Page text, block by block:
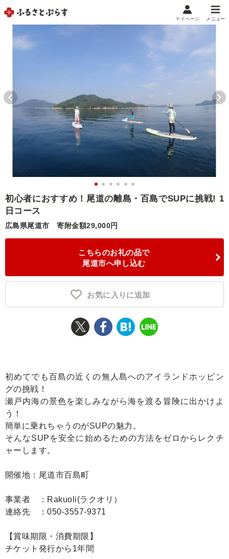
メニュー
マイページ
メニュー
お礼の品から探す
お礼の品をカテゴリや金額で絞り込み
ランキング
特集・おすすめ
マイページ
初心者におすすめ！尾道の離島・百島でSUPに挑戦! 1
日コース
広島県尾道市 寄附金額29,000円
こちらのお礼の品で
尾道市へ申し込む
お気に入りに追加
初めてでも百島の近くの無人島へのアイランドホッピン
グの挑戦！
瀬戸内海の景色を楽しみながら海を渡る冒険に出かけよ
う！
簡単に乗れちゃうのがSUPの魅力。
そんなSUPを安全に始めるための方法をゼロからレクチ
ャーします。
開催地：尾道市百島町
事業者 ：Rakuoli(ラクオリ）
連絡先 ：050-3557-9371
【賞味期限・消費期限】
チケット発行から1年間